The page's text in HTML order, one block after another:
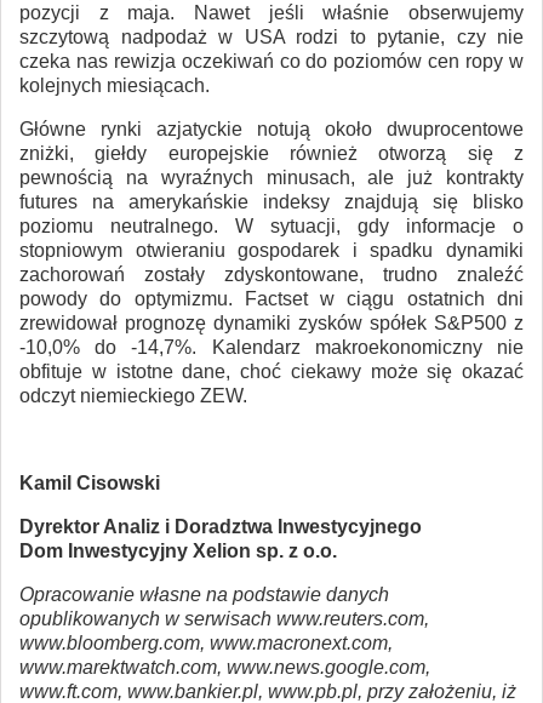
pozycji z maja. Nawet jeśli właśnie obserwujemy
szczytową nadpodaż w USA rodzi to pytanie, czy nie
czeka nas rewizja oczekiwań co do poziomów cen ropy w
kolejnych miesiącach.
Główne rynki azjatyckie notują około dwuprocentowe
zniżki, giełdy europejskie również otworzą się z
pewnością na wyraźnych minusach, ale już kontrakty
futures na amerykańskie indeksy znajdują się blisko
poziomu neutralnego. W sytuacji, gdy informacje o
stopniowym otwieraniu gospodarek i spadku dynamiki
zachorowań zostały zdyskontowane, trudno znaleźć
powody do optymizmu. Factset w ciągu ostatnich dni
zrewidował prognozę dynamiki zysków spółek S&P500 z
-10,0% do -14,7%. Kalendarz makroekonomiczny nie
obfituje w istotne dane, choć ciekawy może się okazać
odczyt niemieckiego ZEW.
Kamil Cisowski
Dyrektor Analiz i Doradztwa Inwestycyjnego
Dom Inwestycyjny Xelion sp. z o.o.
Opracowanie własne na podstawie danych
opublikowanych w serwisach www.reuters.com,
www.bloomberg.com, www.macronext.com,
www.marektwatch.com, www.news.google.com,
www.ft.com, www.bankier.pl, www.pb.pl, przy założeniu, iż